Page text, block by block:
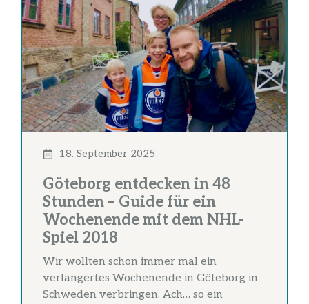
18. September 2025
Göteborg entdecken in 48
Stunden – Guide für ein
Wochenende mit dem NHL-
Spiel 2018
Wir wollten schon immer mal ein
verlängertes Wochenende in Göteborg in
Schweden verbringen. Ach… so ein